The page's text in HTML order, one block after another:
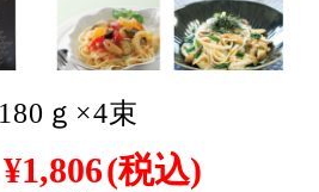
ｇ×4束
¥1,806(税込)